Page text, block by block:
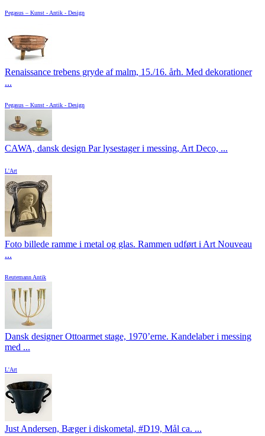
Pegasus – Kunst - Antik - Design
Renaissance trebens gryde af malm, 15./16. årh. Med dekorationer
...
Pegasus – Kunst - Antik - Design
CAWA, dansk design Par lysestager i messing, Art Deco, ...
L'Art
Foto billede ramme i metal og glas. Rammen udført i Art Nouveau
...
Reutemann Antik
Dansk designer Ottoarmet stage, 1970’erne. Kandelaber i messing
med ...
L'Art
Just Andersen, Bæger i diskometal, #D19, Mål ca. ...